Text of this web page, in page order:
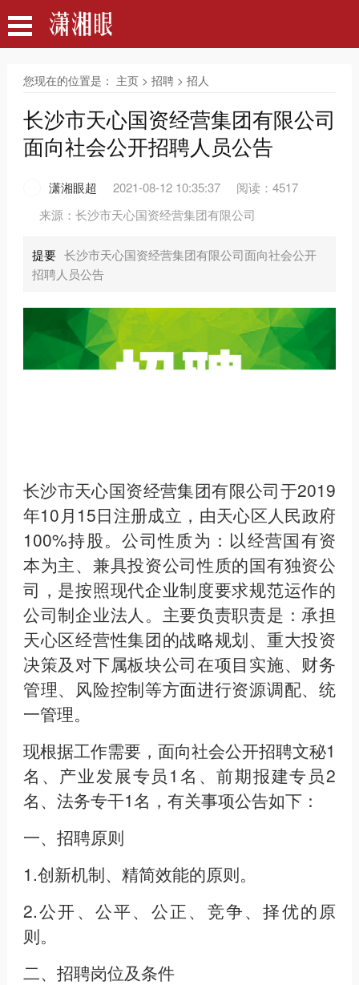
您现在的位置是： 主页> 招聘> 招人
长沙市天心国资经营集团有限公司
面向社会公开招聘人员公告
潇湘眼超 2021-08-12 10:35:37
阅读：4517
来源：长沙市天心国资经营集团有限公司
提要 长沙市天心国资经营集团有限公司面向社会公开
招聘人员公告
长沙市天心国资经营集团有限公司于2019
年10月15日注册成立，由天心区人民政府
100%持股。公司性质为：以经营国有资
本为主、兼具投资公司性质的国有独资公
司，是按照现代企业制度要求规范运作的
公司制企业法人。主要负责职责是：承担
天心区经营性集团的战略规划、重大投资
决策及对下属板块公司在项目实施、财务
管理、风险控制等方面进行资源调配、统
一管理。
现根据工作需要，面向社会公开招聘文秘1
名、产业发展专员1名、前期报建专员2
名、法务专干1名，有关事项公告如下：
一、 招聘原则
1.创新机制、精简效能的原则。
2.公开、公平、公正、竞争、择优的原
则。
二、 招聘岗位及条件